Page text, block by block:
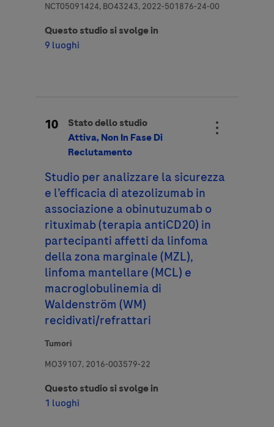
NCT05091424, BO43243, 2022-501876-24-00
Questo studio si svolge in
9 luoghi
10
Stato dello studio
Attiva, Non In Fase Di
Reclutamento
Studio per analizzare la sicurezza
e l’efficacia di atezolizumab in
associazione a obinutuzumab o
rituximab (terapia antiCD20) in
partecipanti affetti da linfoma
della zona marginale (MZL),
linfoma mantellare (MCL) e
macroglobulinemia di
Waldenström (WM)
recidivati/refrattari
Tumori
MO39107, 2016-003579-22
Questo studio si svolge in
1 luoghi